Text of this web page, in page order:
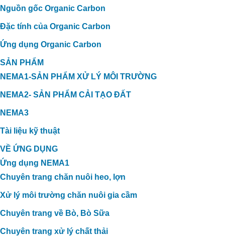
Nguồn gốc Organic Carbon
Đặc tính của Organic Carbon
Ứng dụng Organic Carbon
SẢN PHẨM
NEMA1-SẢN PHẨM XỬ LÝ MÔI TRƯỜNG
NEMA2- SẢN PHẨM CẢI TẠO ĐẤT
NEMA3
Tài liệu kỹ thuật
VỀ ỨNG DỤNG
Ứng dụng NEMA1
Chuyên trang chăn nuôi heo, lợn
Xử lý môi trường chăn nuôi gia cầm
Chuyên trang về Bò, Bò Sữa
Chuyên trang xử lý chất thải